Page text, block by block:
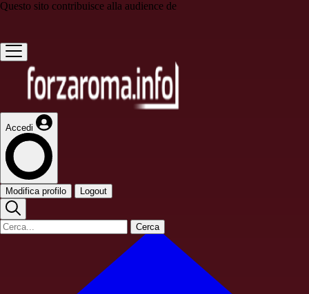
Questo sito contribuisce alla audience de
Accedi
Modifica profilo Logout
Cerca